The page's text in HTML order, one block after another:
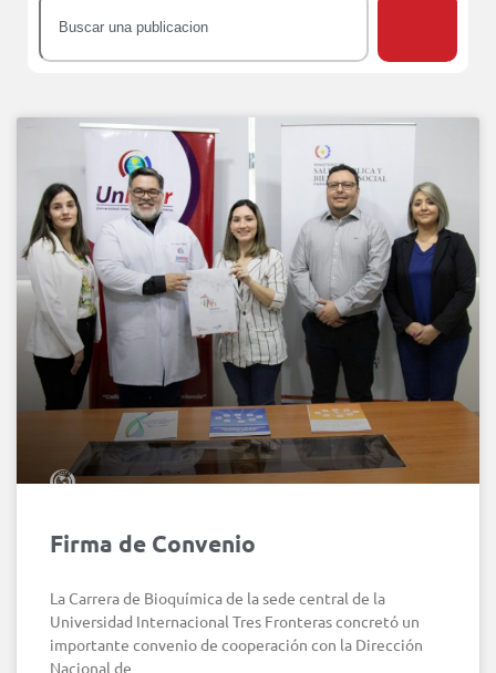
Firma de Convenio
La Carrera de Bioquímica de la sede central de la
Universidad Internacional Tres Fronteras concretó un
importante convenio de cooperación con la Dirección
Nacional de